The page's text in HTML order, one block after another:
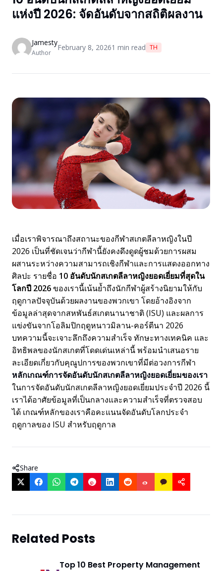
แห่งปี 2026: จัดอันดับจากสถิติผลงาน
Jamesty
Author
February 8, 20261 min read TH
เมื่อเราพิจารณาถึงสถานะของกีฬาสเกตลีลาหญิงในปี
2026 เป็นที่ชัดเจนว่ากีฬานี้ยังคงดึงดูดผู้ชมด้วยการผสม
ผสานระหว่างความสามารถเชิงกีฬาและการแสดงออกทาง
ศิลปะ รายชื่อ 10 อันดับนักสเกตลีลาหญิงยอดเยี่ยมที่สุดใน
โลกปี 2026ของเรานี้เน้นย้ำถึงนักกีฬาผู้สร้างนิยามให้กับ
ฤดูกาลปัจจุบันด้วยผลงานของพวกเขา โดยอ้างอิงจาก
ข้อมูลล่าสุดจากสหพันธ์สเกตนานาชาติ (ISU) และผลการ
แข่งขันจากโอลิมปิกฤดูหนาวมิลาน-คอร์ตีนา 2026
บทความนี้จะเจาะลึกถึงความสำเร็จ ทักษะทางเทคนิค และ
อิทธิพลของนักสเกตที่โดดเด่นเหล่านี้ พร้อมนำเสนอราย
ละเอียดเกี่ยวกับคุณูปการของพวกเขาที่มีต่อวงการกีฬา
หลักเกณฑ์การจัดอันดับนักสเกตลีลาหญิงยอดเยี่ยมของเรา
ในการจัดอันดับนักสเกตลีลาหญิงยอดเยี่ยมประจำปี 2026 นี้
เราได้อาศัยข้อมูลที่เป็นกลางและความสำเร็จที่ตรวจสอบ
ได้ เกณฑ์หลักของเราคือคะแนนจัดอันดับโลกประจำ
ฤดูกาลของ ISU สำหรับฤดูกาล
Share
Related Posts
Top 10 Best Property Management